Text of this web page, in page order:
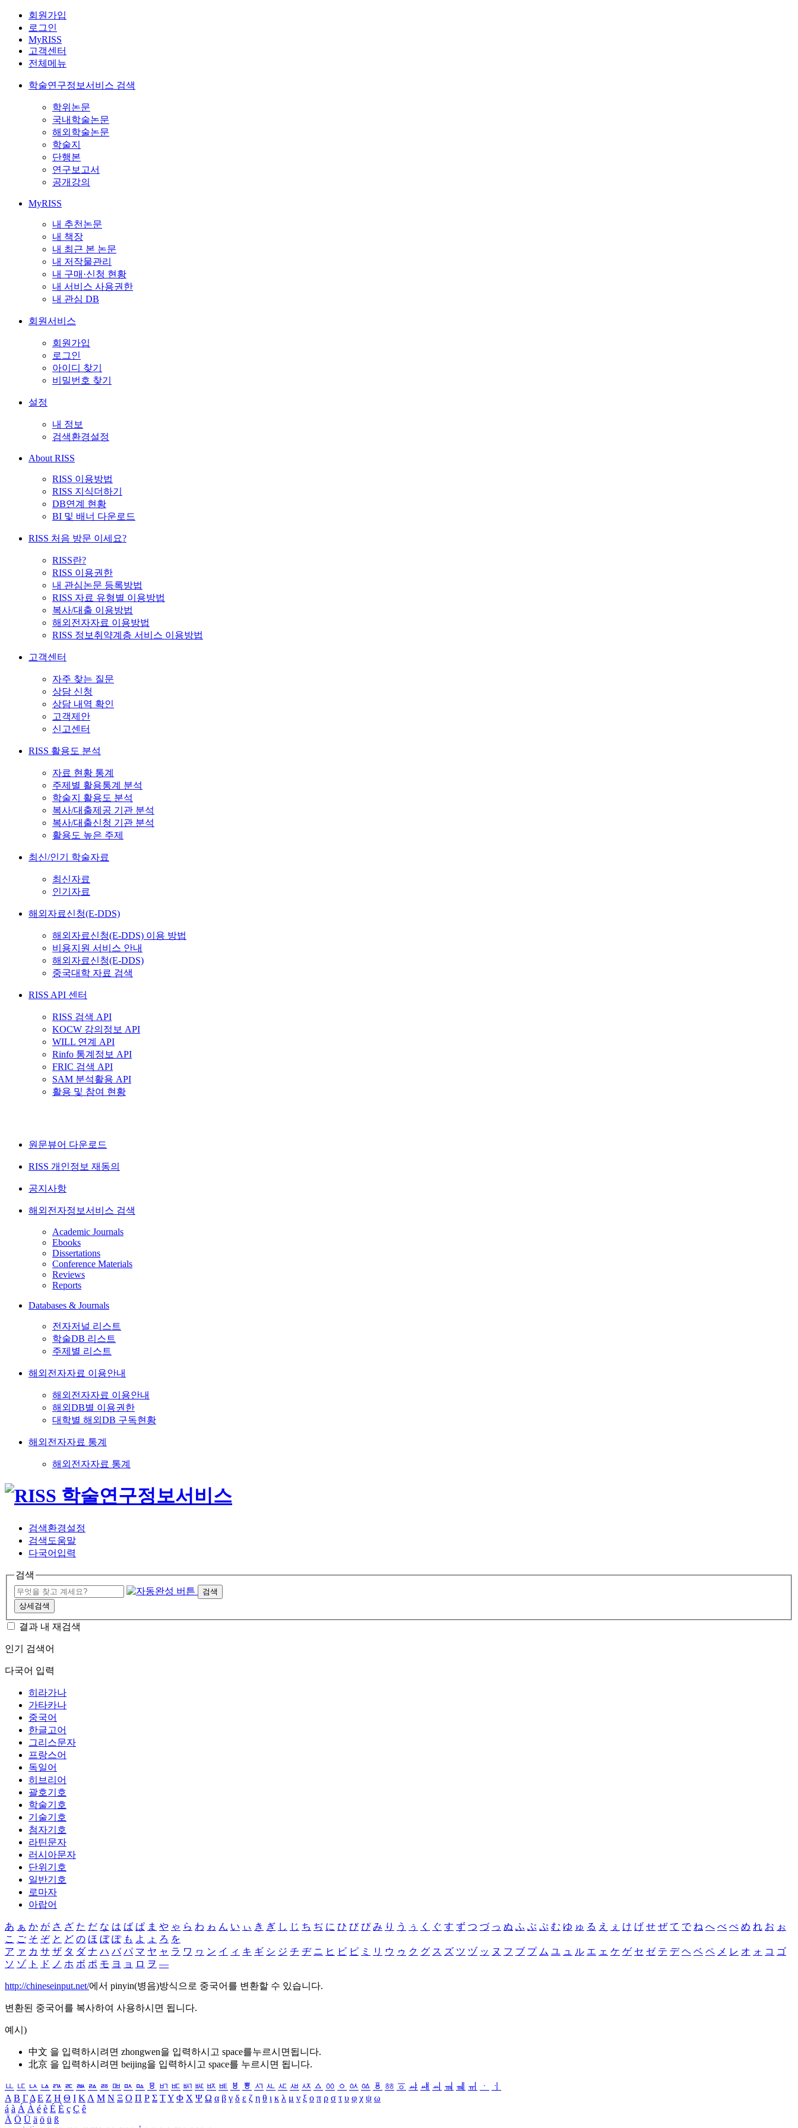
회원가입
로그인
MyRISS
고객센터
전체메뉴
학술연구정보서비스 검색
학위논문
국내학술논문
해외학술논문
학술지
단행본
연구보고서
공개강의
MyRISS
내 추천논문
내 책장
내 최근 본 논문
내 저작물관리
내 구매·신청 현황
내 서비스 사용권한
내 관심 DB
회원서비스
회원가입
로그인
아이디 찾기
비밀번호 찾기
설정
내 정보
검색환경설정
About RISS
RISS 이용방법
RISS 지식더하기
DB연계 현황
BI 및 배너 다운로드
RISS 처음 방문 이세요?
RISS란?
RISS 이용권한
내 관심논문 등록방법
RISS 자료 유형별 이용방법
복사/대출 이용방법
해외전자자료 이용방법
RISS 정보취약계층 서비스 이용방법
고객센터
자주 찾는 질문
상담 신청
상담 내역 확인
고객제안
신고센터
RISS 활용도 분석
자료 현황 통계
주제별 활용통계 분석
학술지 활용도 분석
복사/대출제공 기관 분석
복사/대출신청 기관 분석
활용도 높은 주제
최신/인기 학술자료
최신자료
인기자료
해외자료신청(E-DDS)
해외자료신청(E-DDS) 이용 방법
비용지원 서비스 안내
해외자료신청(E-DDS)
중국대학 자료 검색
RISS API 센터
RISS 검색 API
KOCW 강의정보 API
WILL 연계 API
Rinfo 통계정보 API
FRIC 검색 API
SAM 분석활용 API
활용 및 참여 현황
원문뷰어 다운로드
RISS 개인정보 재동의
공지사항
해외전자정보서비스 검색
Academic Journals
Ebooks
Dissertations
Conference Materials
Reviews
Reports
Databases & Journals
전자저널 리스트
학술DB 리스트
주제별 리스트
해외전자자료 이용안내
해외전자자료 이용안내
해외DB별 이용권한
대학별 해외DB 구독현황
해외전자자료 통계
해외전자자료 통계
검색환경설정
검색도움말
다국어입력
검색
검색
상세검색
결과 내 재검색
인기 검색어
다국어 입력
히라가나
가타카나
중국어
한글고어
그리스문자
프랑스어
독일어
히브리어
괄호기호
학술기호
기술기호
첨자기호
라틴문자
러시아문자
단위기호
일반기호
로마자
아랍어
あ ぁ か が さ ざ た だ な は ば ぱ ま や ゃ ら わ ゎ ん い ぃ き ぎ し じ ち ぢ に ひ び ぴ み り う ぅ く ぐ す ず つ づ っ ぬ ふ ぶ ぷ む ゆ ゅ る え ぇ け げ せ ぜ て で ね へ べ ぺ め れ お ぉ
こ ご そ ぞ と ど の ほ ぼ ぽ も よ ょ ろ を
ア ァ カ サ ザ タ ダ ナ ハ バ パ マ ヤ ャ ラ ワ ヮ ン イ ィ キ ギ シ ジ チ ヂ ニ ヒ ビ ピ ミ リ ウ ゥ ク グ ス ズ ツ ヅ ッ ヌ フ ブ プ ム ユ ュ ル エ ェ ケ ゲ セ ゼ テ デ ヘ ベ ペ メ レ オ ォ コ ゴ
ソ ゾ ト ド ノ ホ ボ ポ モ ヨ ョ ロ ヲ ―
http://chineseinput.net/에서 pinyin(병음)방식으로 중국어를 변환할 수 있습니다.
변환된 중국어를 복사하여 사용하시면 됩니다.
예시)
中文 을 입력하시려면 zhongwen을 입력하시고 space를누르시면됩니다.
北京 을 입력하시려면 beijing을 입력하시고 space를 누르시면 됩니다.
ㅥ ㅦ ㅧ ㅨ ㅩ ㅪ ㅫ ㅬ ㅭ ㅮ ㅯ ㅰ ㅱ ㅲ ㅳ ㅴ ㅵ ㅶ ㅷ ㅸ ㅹ ㅺ ㅻ ㅼ ㅽ ㅾ ㅿ ㆀ ㆁ ㆂ ㆃ ㆄ ㆅ ㆆ ㆇ ㆈ ㆉ ㆊ ㆋ ㆌ ㆍ
ㆎ
Α Β ΓΔ Ε Ζ Η Θ Ι ΚΛ Μ Ν Ξ Ο Π Ρ Σ ΤΥ Φ Χ Ψ Ω α β γ δ ε ζ η θ ι κ λ μ ν ξ ο π ρ σ τ υ φ χ ψ ω
á à Á À é è É È ç Ç ê
Ä Ö Ü ä ö ü ß